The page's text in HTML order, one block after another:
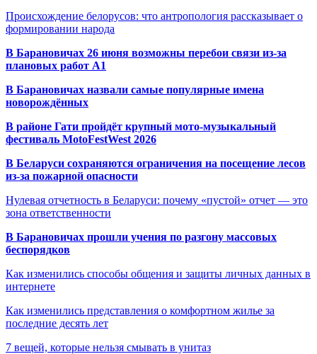
Происхождение белорусов: что антропология рассказывает о
формировании народа
В Барановичах 26 июня возможны перебои связи из-за
плановых работ A1
В Барановичах назвали самые популярные имена
новорождённых
В районе Гати пройдёт крупный мото-музыкальный
фестиваль MotoFestWest 2026
В Беларуси сохраняются ограничения на посещение лесов
из-за пожарной опасности
Нулевая отчетность в Беларуси: почему «пустой» отчет — это
зона ответственности
В Барановичах прошли учения по разгону массовых
беспорядков
Как изменились способы общения и защиты личных данных в
интернете
Как изменились представления о комфортном жилье за
последние десять лет
7 вещей, которые нельзя смывать в унитаз